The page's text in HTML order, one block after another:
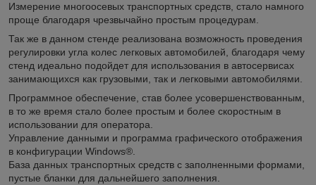
Измерение многоосевых транспортных средств, стало намного
проще благодаря чрезвычайно простым процедурам.
Так же в данном стенде реализована возможность проведения
регулировки угла колес легковых автомобилей, благодаря чему
стенд идеально подойдет для использования в автосервисах
занимающихся как грузовыми, так и легковыми автомобилями.
Программное обеспечение, став более усовершенствованным,
в то же время стало более простым и более скоростным в
использовании для оператора.
Управление данными и программа графического отображения
в конфигурации Windows®.
База данных транспортных средств с заполненными формами,
пустые бланки для дальнейшего заполнения.